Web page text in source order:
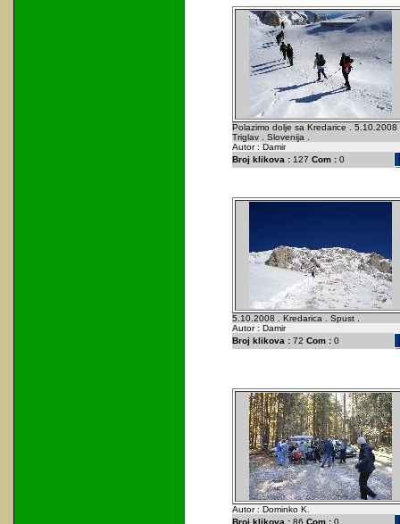
Polazimo dolje sa Kredarice . 5.10.2008
Triglav . Slovenija .
Autor : Damir
Broj klikova :127 Com :0
5.10.2008 . Kredarica . Spust .
Autor : Damir
Broj klikova :72 Com :0
Autor : Dominko K.
Broj klikova :86 Com :0